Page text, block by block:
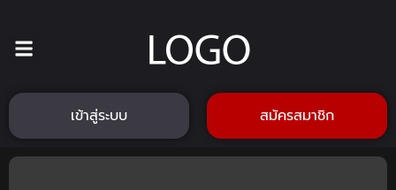
เข้าสู่ระบบ สมัครสมาชิก